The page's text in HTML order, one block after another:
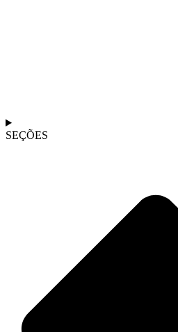
SEÇÕES